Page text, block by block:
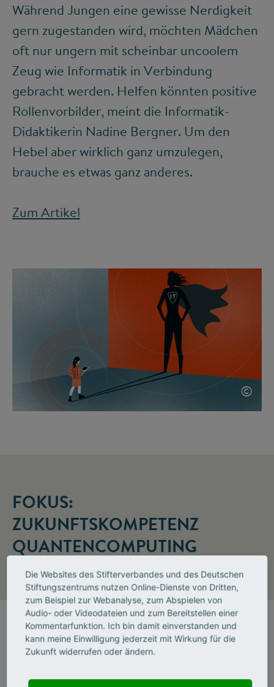
Während Jungen eine gewisse Nerdigkeit
gern zugestanden wird, möchten Mädchen
oft nur ungern mit scheinbar uncoolem
Zeug wie Informatik in Verbindung
gebracht werden. Helfen könnten positive
Rollenvorbilder, meint die Informatik-
Didaktikerin Nadine Bergner. Um den
Hebel aber wirklich ganz umzulegen,
brauche es etwas ganz anderes.
Zum Artikel
©
FOKUS:
ZUKUNFTSKOMPETENZ
QUANTENCOMPUTING
Ein gehöriges Quantum Wissen
Die Websites des Stifterverbandes und des Deutschen
Stiftungszentrums nutzen Online-Dienste von Dritten,
zum Beispiel zur Webanalyse, zum Abspielen von
Audio- oder Videodateien und zum Bereitstellen einer
Kommentarfunktion. Ich bin damit einverstanden und
kann meine Einwilligung jederzeit mit Wirkung für die
Zukunft widerrufen oder ändern.